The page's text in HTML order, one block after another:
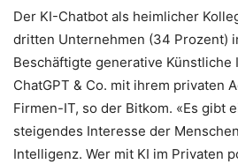
Der KI-Chatbot als heimlicher
dritten Unternehmen (34 Prozent)
Beschäftigte generative Künstliche
ChatGPT & Co. mit ihrem privaten
Firmen-IT, so der Bitkom. «Es gibt
steigendes Interesse der
Intelligenz. Wer mit KI im Privaten